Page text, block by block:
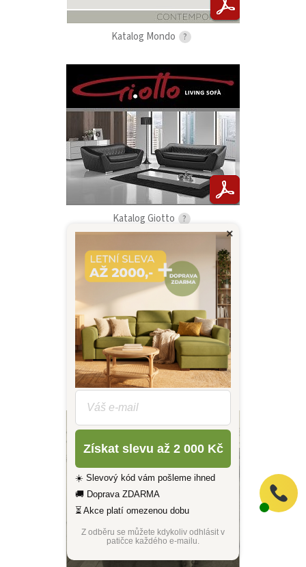
Katalog Mondo ?
Katalog Giotto ?
Katalog Pregio ?
×
Získat slevu až 2 000 Kč
☀️ Slevový kód vám pošleme ihned
🚚 Doprava ZDARMA
⏳ Akce platí omezenou dobu
Z odběru se můžete kdykoliv odhlásit v
patičce každého e-mailu.